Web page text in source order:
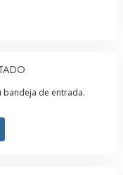
bandeja de entrada.